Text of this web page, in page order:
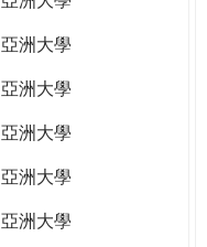
亞洲大學
亞洲大學
亞洲大學
亞洲大學
亞洲大學